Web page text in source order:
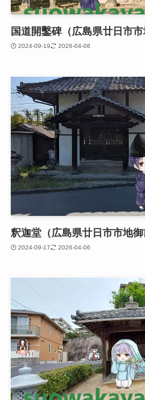
国道開鑿碑（広島県廿日市市
2024-09-19 2026-04-06
釈迦堂（広島県廿日市市地御
2024-09-17 2026-04-06